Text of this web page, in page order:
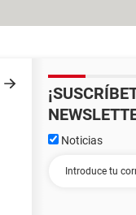
Noticias